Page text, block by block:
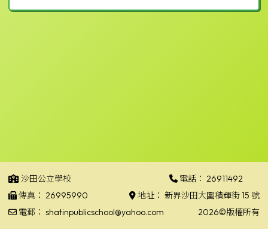
沙田公立學校 電話： 26911492
傳真： 26995990 地址： 新界沙田大圍積輝街 15 號
電郵： shatinpublicschool@yahoo.com 2026©版權所有